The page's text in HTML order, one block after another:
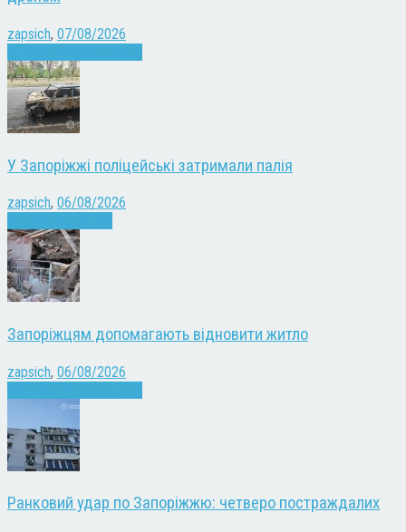
zapsich, 07/08/2026
У Запоріжжі поліцейські затримали палія
zapsich, 06/08/2026
Запоріжцям допомагають відновити житло
zapsich, 06/08/2026
Ранковий удар по Запоріжжю: четверо постраждалих